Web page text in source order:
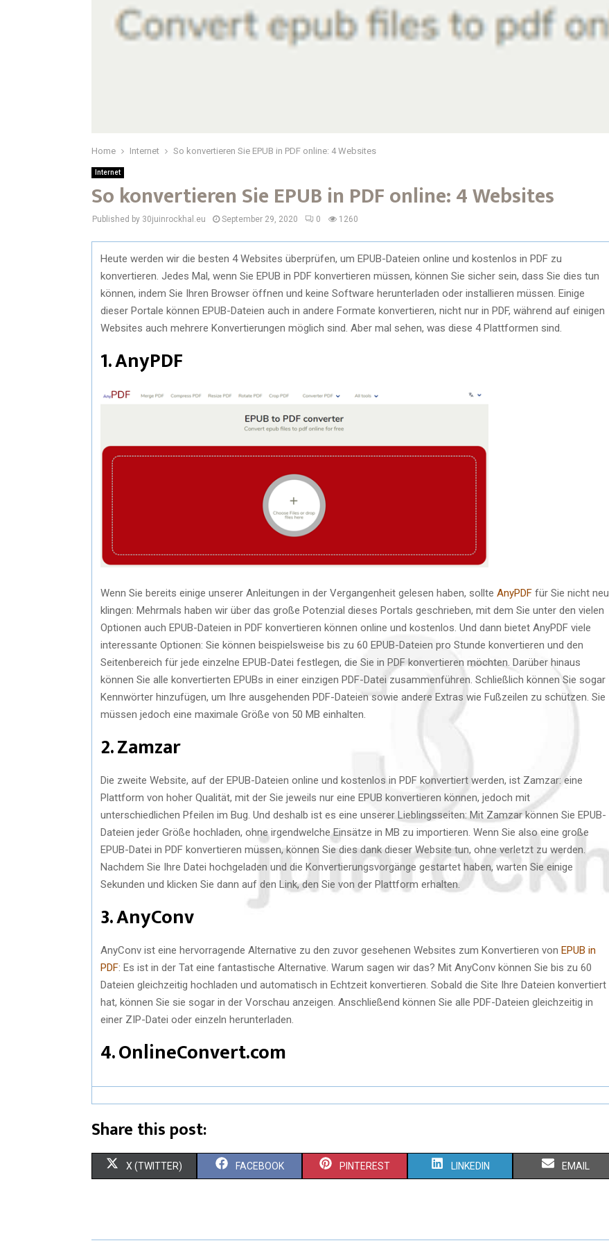
Home Internet So konvertieren Sie EPUB in PDF online: 4 Websites
Internet
So konvertieren Sie EPUB in PDF online: 4 Websites
Published by 30juinrockhal.eu September 29, 2020 0 1260
Heute werden wir die besten 4 Websites überprüfen, um EPUB-Dateien online und kostenlos in PDF zu
konvertieren. Jedes Mal, wenn Sie EPUB in PDF konvertieren müssen, können Sie sicher sein, dass Sie dies tun
können, indem Sie Ihren Browser öffnen und keine Software herunterladen oder installieren müssen. Einige
dieser Portale können EPUB-Dateien auch in andere Formate konvertieren, nicht nur in PDF, während auf einigen
Websites auch mehrere Konvertierungen möglich sind. Aber mal sehen, was diese 4 Plattformen sind.
1. AnyPDF
Wenn Sie bereits einige unserer Anleitungen in der Vergangenheit gelesen haben, sollte AnyPDF für Sie nicht neu
klingen: Mehrmals haben wir über das große Potenzial dieses Portals geschrieben, mit dem Sie unter den vielen
Optionen auch EPUB-Dateien in PDF konvertieren können online und kostenlos. Und dann bietet AnyPDF viele
interessante Optionen: Sie können beispielsweise bis zu 60 EPUB-Dateien pro Stunde konvertieren und den
Seitenbereich für jede einzelne EPUB-Datei festlegen, die Sie in PDF konvertieren möchten. Darüber hinaus
können Sie alle konvertierten EPUBs in einer einzigen PDF-Datei zusammenführen. Schließlich können Sie sogar
Kennwörter hinzufügen, um Ihre ausgehenden PDF-Dateien sowie andere Extras wie Fußzeilen zu schützen. Sie
müssen jedoch eine maximale Größe von 50 MB einhalten.
2. Zamzar
Die zweite Website, auf der EPUB-Dateien online und kostenlos in PDF konvertiert werden, ist Zamzar: eine
Plattform von hoher Qualität, mit der Sie jeweils nur eine EPUB konvertieren können, jedoch mit
unterschiedlichen Pfeilen im Bug. Und deshalb ist es eine unserer Lieblingsseiten: Mit Zamzar können Sie EPUB-
Dateien jeder Größe hochladen, ohne irgendwelche Einsätze in MB zu importieren. Wenn Sie also eine große
EPUB-Datei in PDF konvertieren müssen, können Sie dies dank dieser Website tun, ohne verletzt zu werden.
Nachdem Sie Ihre Datei hochgeladen und die Konvertierungsvorgänge gestartet haben, warten Sie einige
Sekunden und klicken Sie dann auf den Link, den Sie von der Plattform erhalten.
3. AnyConv
AnyConv ist eine hervorragende Alternative zu den zuvor gesehenen Websites zum Konvertieren von EPUB in
PDF: Es ist in der Tat eine fantastische Alternative. Warum sagen wir das? Mit AnyConv können Sie bis zu 60
Dateien gleichzeitig hochladen und automatisch in Echtzeit konvertieren. Sobald die Site Ihre Dateien konvertiert
hat, können Sie sie sogar in der Vorschau anzeigen. Anschließend können Sie alle PDF-Dateien gleichzeitig in
einer ZIP-Datei oder einzeln herunterladen.
4. OnlineConvert.com
Share this post:
S
R
X (TWITTER) S
R
FACEBOOK S
R
PINTEREST S
R
LINKEDIN S
R
EMAIL